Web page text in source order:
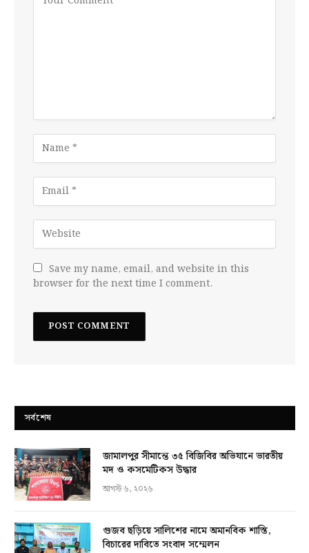
Save my name, email, and website in this
browser for the next time I comment.
সর্বশেষ
জামালপুর সীমান্তে ৩৫ বিজিবির অভিযানে ভারতীয়
মদ ও কসমেটিকস উদ্ধার
আগস্ট ৬, ২০২৬
গুজব ছড়িয়ে সালিশের নামে অমানবিক শাস্তি,
বিচারের দাবিতে সংবাদ সম্মেলন